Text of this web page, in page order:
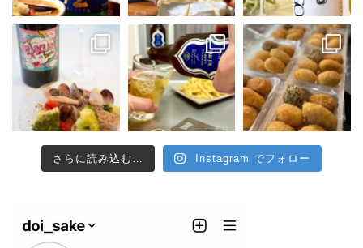
さらに読み込む… Instagram でフォロー